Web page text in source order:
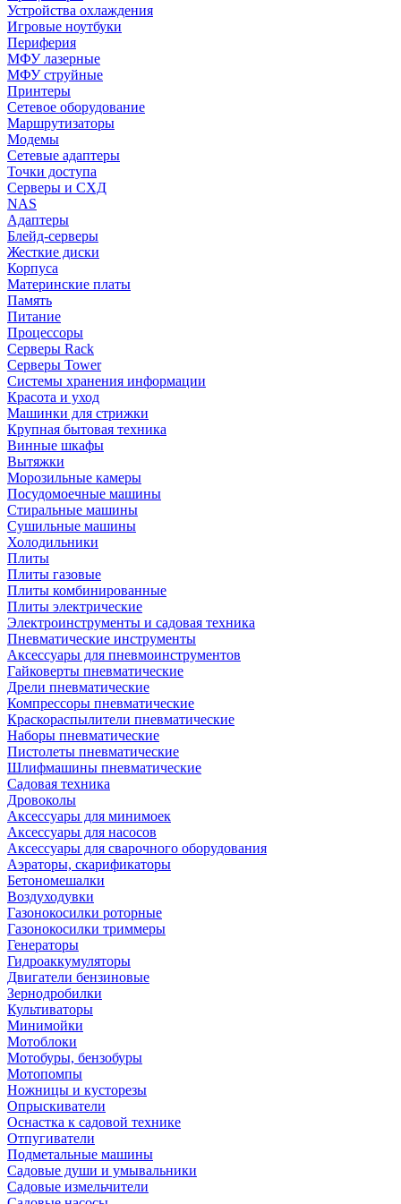
Устройства охлаждения
Игровые ноутбуки
Периферия
МФУ лазерные
МФУ струйные
Принтеры
Сетевое оборудование
Маршрутизаторы
Модемы
Сетевые адаптеры
Точки доступа
Серверы и СХД
NAS
Адаптеры
Блейд-серверы
Жесткие диски
Корпуса
Материнские платы
Память
Питание
Процессоры
Серверы Rack
Серверы Tower
Системы хранения информации
Красота и уход
Машинки для стрижки
Крупная бытовая техника
Винные шкафы
Вытяжки
Морозильные камеры
Посудомоечные машины
Стиральные машины
Сушильные машины
Холодильники
Плиты
Плиты газовые
Плиты комбинированные
Плиты электрические
Электроинструменты и садовая техника
Пневматические инструменты
Аксессуары для пневмоинструментов
Гайковерты пневматические
Дрели пневматические
Компрессоры пневматические
Краскораспылители пневматические
Наборы пневматические
Пистолеты пневматические
Шлифмашины пневматические
Садовая техника
Дровоколы
Аксессуары для минимоек
Аксессуары для насосов
Аксессуары для сварочного оборудования
Аэраторы, скарификаторы
Бетономешалки
Воздуходувки
Газонокосилки роторные
Газонокосилки триммеры
Генераторы
Гидроаккумуляторы
Двигатели бензиновые
Зернодробилки
Культиваторы
Минимойки
Мотоблоки
Мотобуры, бензобуры
Мотопомпы
Ножницы и кусторезы
Опрыскиватели
Оснастка к садовой технике
Отпугиватели
Подметальные машины
Садовые души и умывальники
Садовые измельчители